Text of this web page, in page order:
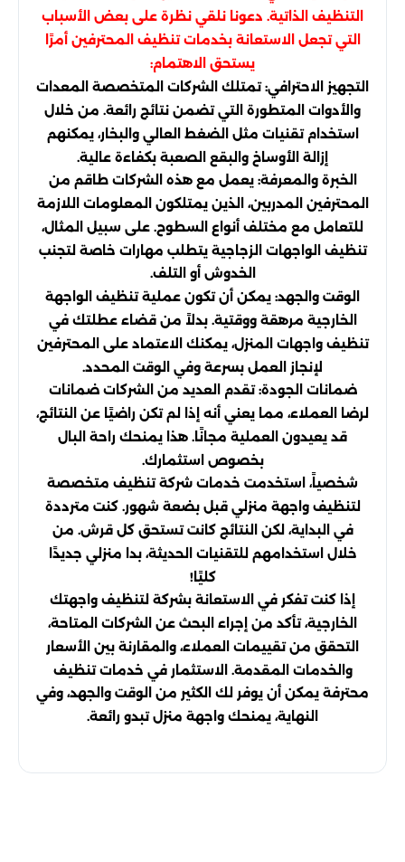
التنظيف الذاتية. دعونا نلقي نظرة على بعض الأسباب
التي تجعل الاستعانة بخدمات تنظيف المحترفين أمرًا
يستحق الاهتمام:
التجهيز الاحترافي: تمتلك الشركات المتخصصة المعدات
والأدوات المتطورة التي تضمن نتائج رائعة. من خلال
استخدام تقنيات مثل الضغط العالي والبخار، يمكنهم
إزالة الأوساخ والبقع الصعبة بكفاءة عالية.
الخبرة والمعرفة: يعمل مع هذه الشركات طاقم من
المحترفين المدربين، الذين يمتلكون المعلومات اللازمة
للتعامل مع مختلف أنواع السطوح. على سبيل المثال،
تنظيف الواجهات الزجاجية يتطلب مهارات خاصة لتجنب
الخدوش أو التلف.
الوقت والجهد: يمكن أن تكون عملية تنظيف الواجهة
الخارجية مرهقة ووقتية. بدلاً من قضاء عطلتك في
تنظيف واجهات المنزل، يمكنك الاعتماد على المحترفين
لإنجاز العمل بسرعة وفي الوقت المحدد.
ضمانات الجودة: تقدم العديد من الشركات ضمانات
لرضا العملاء، مما يعني أنه إذا لم تكن راضيًا عن النتائج،
قد يعيدون العملية مجانًا. هذا يمنحك راحة البال
بخصوص استثمارك.
شخصياً، استخدمت خدمات شركة تنظيف متخصصة
لتنظيف واجهة منزلي قبل بضعة شهور. كنت مترددة
في البداية، لكن النتائج كانت تستحق كل قرش. من
خلال استخدامهم للتقنيات الحديثة، بدا منزلي جديدًا
كليًا!
إذا كنت تفكر في الاستعانة بشركة لتنظيف واجهتك
الخارجية، تأكد من إجراء البحث عن الشركات المتاحة،
التحقق من تقييمات العملاء، والمقارنة بين الأسعار
والخدمات المقدمة. الاستثمار في خدمات تنظيف
محترفة يمكن أن يوفر لك الكثير من الوقت والجهد، وفي
النهاية، يمنحك واجهة منزل تبدو رائعة.